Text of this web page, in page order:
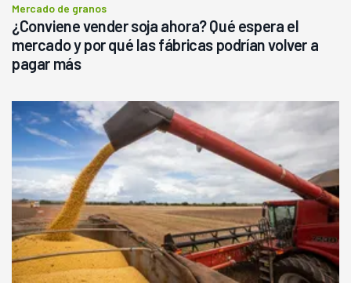
Mercado de granos
¿Conviene vender soja ahora? Qué espera el
mercado y por qué las fábricas podrían volver a
pagar más